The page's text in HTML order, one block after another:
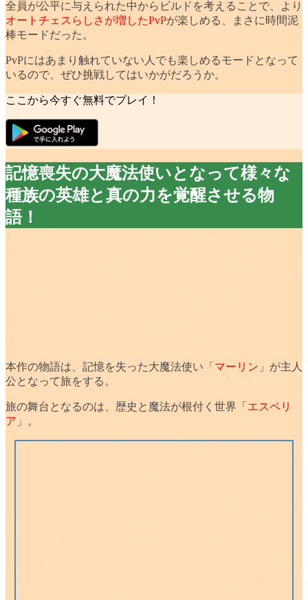
全員が公平に与えられた中からビルドを考えることで、より
オートチェスらしさが増したPvPが楽しめる、まさに時間泥
棒モードだった。
PvPにはあまり触れていない人でも楽しめるモードとなって
いるので、ぜひ挑戦してはいかがだろうか。
ここから今すぐ無料でプレイ！
記憶喪失の大魔法使いとなって様々な
種族の英雄と真の力を覚醒させる物
語！
本作の物語は、 記憶を失った大魔法使い 「 マーリン 」が主人
公となって旅をする。
旅の舞台となるのは、歴史と魔法が根付く世界「 エスペリ
ア 」。